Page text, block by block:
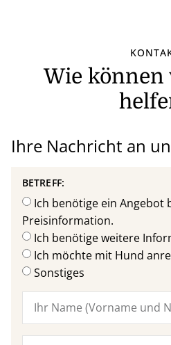
Wie
Ihre Nachricht an
BETREFF:
Ich benötige ein Angebot
Preisinformation.
Ich benötige weitere
Ich möchte mit Hund
Sonstiges